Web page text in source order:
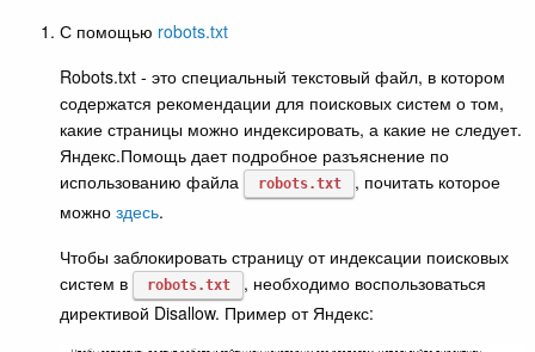
С помощью robots.txt
Robots.txt - это специальный текстовый файл, в котором
содержатся рекомендации для поисковых систем о том,
какие страницы можно индексировать, а какие не следует.
Яндекс.Помощь дает подробное разъяснение по
использованию файла
robots.txt
, почитать которое
можноздесь.
Чтобы заблокировать страницу от индексации поисковых
систем в
robots.txt
, необходимо воспользоваться
директивой Disallow. Пример от Яндекс: